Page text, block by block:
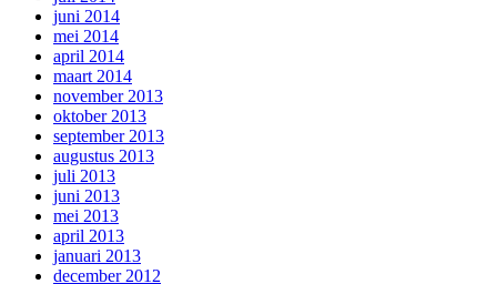
juni 2014
mei 2014
april 2014
maart 2014
november 2013
oktober 2013
september 2013
augustus 2013
juli 2013
juni 2013
mei 2013
april 2013
januari 2013
december 2012